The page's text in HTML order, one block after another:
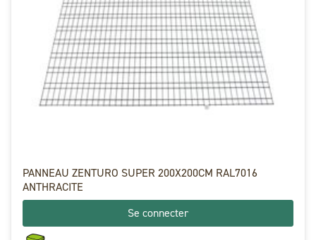
PANNEAU ZENTURO SUPER 200X200CM RAL7016
ANTHRACITE
Se connecter